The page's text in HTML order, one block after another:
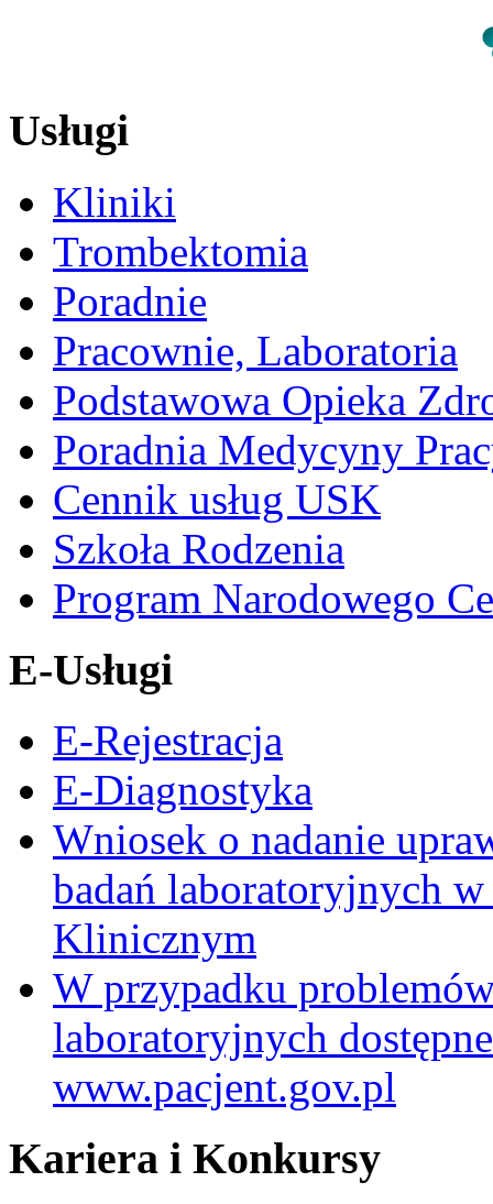
Usługi
Kliniki
Trombektomia
Poradnie
Pracownie, Laboratoria
Podstawowa Opieka
Poradnia Medycyny
Cennik usług USK
Szkoła Rodzenia
Program Narodowego
E-Usługi
E-Rejestracja
E-Diagnostyka
Wniosek o nadanie
badań laboratoryjnych
Klinicznym
W przypadku
laboratoryjnych
www.pacjent.gov.pl
Kariera i Konkursy